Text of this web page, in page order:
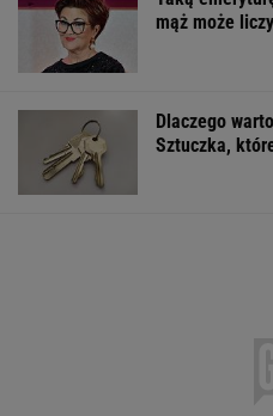
mąż może
Dlaczego
Sztuczka,